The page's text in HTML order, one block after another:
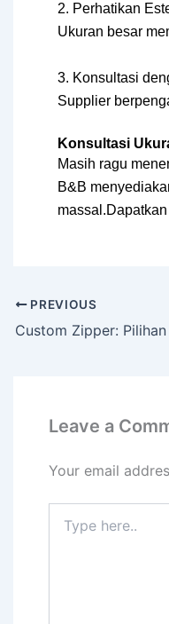
2. Perhatikan
Ukuran besar
3. Konsultasi
Supplier
Konsultasi
Masih ragu
B&B
PREVIOUS
Leave a
Your email
here..